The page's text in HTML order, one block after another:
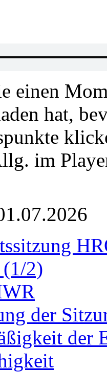
einen
hat,
im
2)
der
der